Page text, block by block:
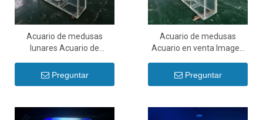
Acuario de medusas
lunares Acuario de
Acuario de medusas
Preguntar
Acuario de medusas
Acuario en venta Imagen
Preguntar